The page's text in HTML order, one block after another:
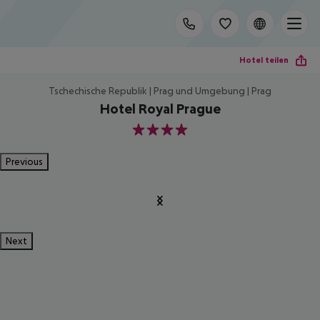
Hotel teilen
Tschechische Republik | Prag und Umgebung | Prag
Hotel Royal Prague
4
Previous
Next